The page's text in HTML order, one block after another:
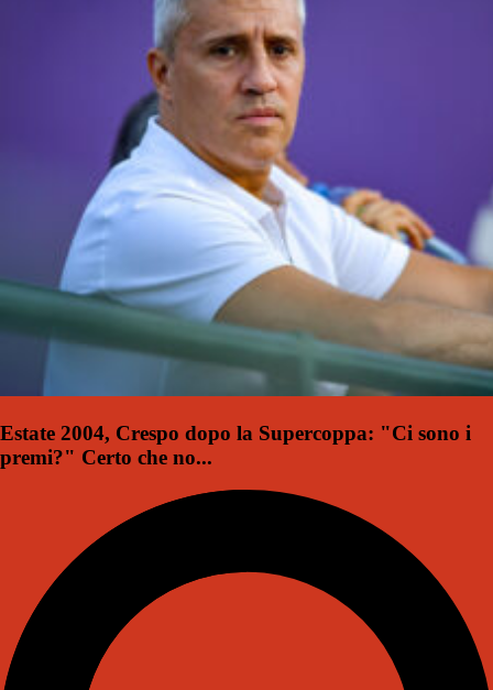
Estate 2004, Crespo dopo la Supercoppa: "Ci sono i
premi?" Certo che no...